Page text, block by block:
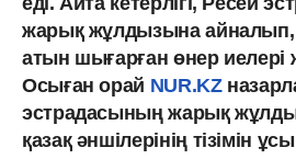
жарық жұлдызына айналып,
атын шығарған өнер иелері
Осыған орай NUR.KZ
эстрадасының жарық
қазақ әншілерінің тізімін